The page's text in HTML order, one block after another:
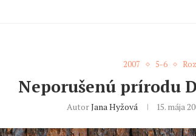
2007 5-6
Neporušenú prírodu
AutorJana Hyžová 15. mája